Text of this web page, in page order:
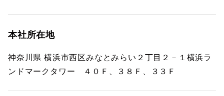
本社所在地
神奈川県 横浜市西区みなとみらい２丁目２－１横浜ラ
ンドマークタワー ４０Ｆ、３８Ｆ、３３Ｆ